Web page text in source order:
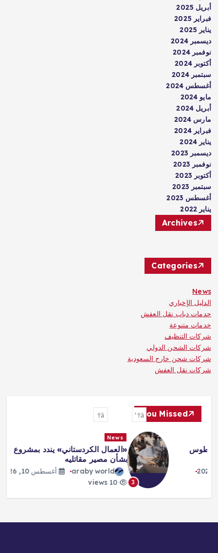
أبريل 2025
فبراير 2025
يناير 2025
ديسمبر 2024
نوفمبر 2024
أكتوبر 2024
سبتمبر 2024
أغسطس 2024
مايو 2024
أبريل 2024
مارس 2024
فبراير 2024
يناير 2024
ديسمبر 2023
نوفمبر 2023
أكتوبر 2023
سبتمبر 2023
أغسطس 2023
يناير 2022
Archives
Categories
News
الدليل الإخباري
حدمات دباب نقل العفش
خدمات متنوعة
شركات التنظيف
شركات الشحن الدولي
شركات شحن خارج السعودية
شركات نقل العفش
You Missed
News
«العمال الكردستاني» يندد بمشروع قانون
بشأن مصير مقاتليه
araby world
أغسطس 10, 2026